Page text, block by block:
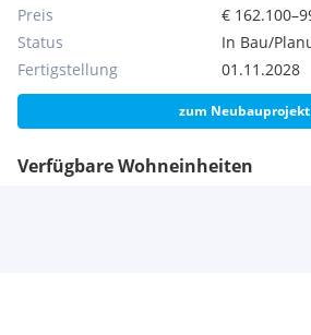
Verfügbare Wohneinheiten
Preis
€
Status
In Bau/
Fertigstellung
01.11.2028
zum Neubauprojekt